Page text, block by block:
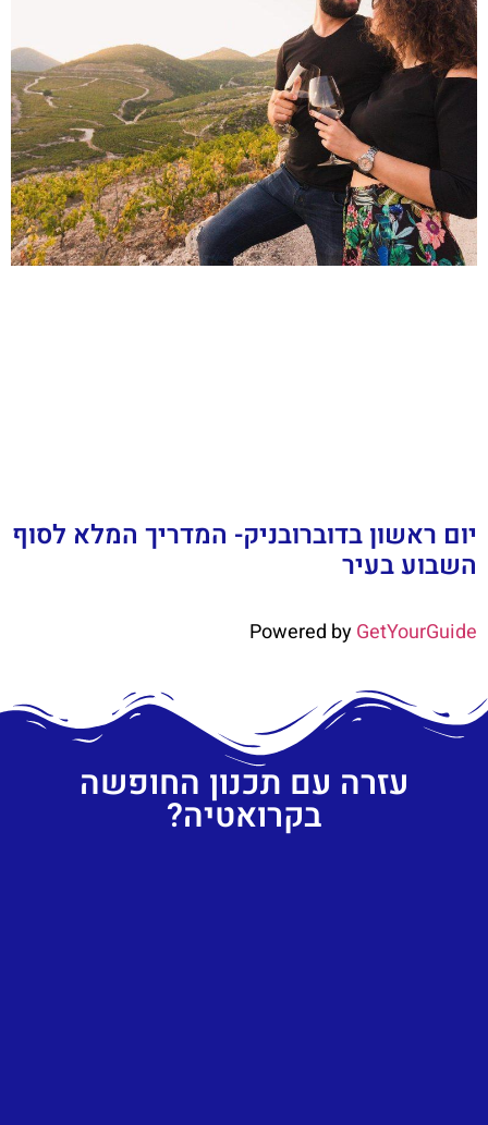
יום ראשון בדוברובניק- המדריך המלא לסוף
השבוע בעיר
Powered byGetYourGuide
עזרה עם תכנון החופשה
בקרואטיה?